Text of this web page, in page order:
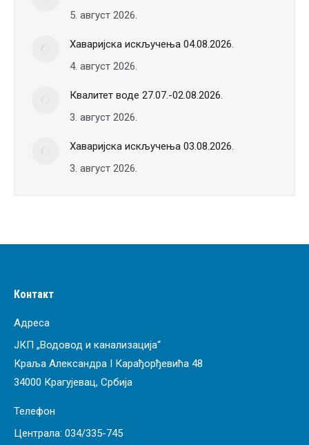
5. август 2026.
Хаваријска искључења 04.08.2026.
4. август 2026.
Квалитет воде 27.07.-02.08.2026.
3. август 2026.
Хаваријска искључења 03.08.2026.
3. август 2026.
Контакт
Адреса
ЈКП „Водовод и канализација“
Краља Александра I Карађорђевића 48
34000 Крагујевац, Србија
Телефон
Централа: 034/335-745